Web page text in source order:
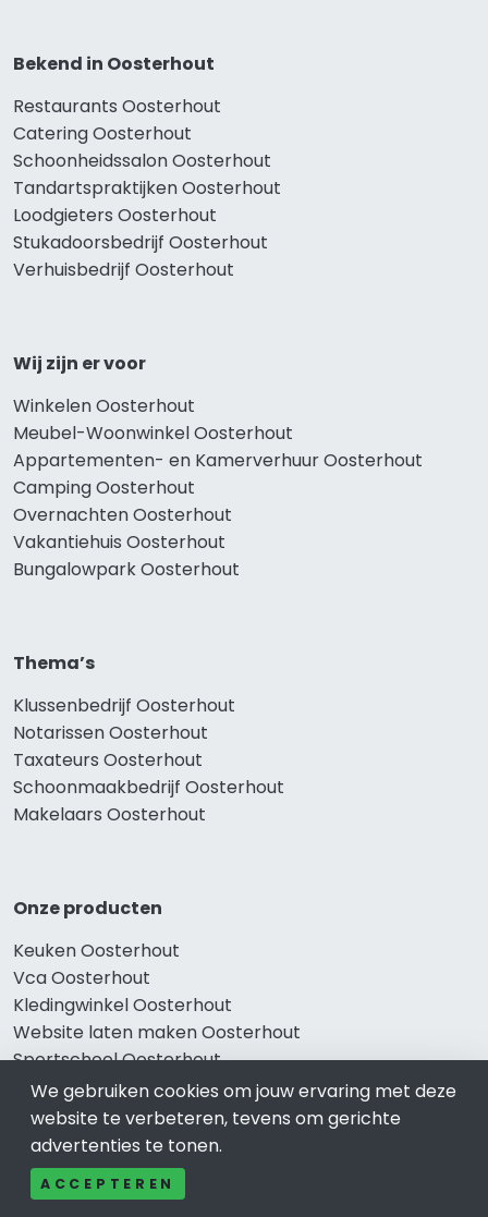
Bekend in Oosterhout
Restaurants Oosterhout
Catering Oosterhout
Schoonheidssalon Oosterhout
Tandartspraktijken Oosterhout
Loodgieters Oosterhout
Stukadoorsbedrijf Oosterhout
Verhuisbedrijf Oosterhout
Wij zijn er voor
Winkelen Oosterhout
Meubel-Woonwinkel Oosterhout
Appartementen- en Kamerverhuur Oosterhout
Camping Oosterhout
Overnachten Oosterhout
Vakantiehuis Oosterhout
Bungalowpark Oosterhout
Thema’s
Klussenbedrijf Oosterhout
Notarissen Oosterhout
Taxateurs Oosterhout
Schoonmaakbedrijf Oosterhout
Makelaars Oosterhout
Onze producten
Keuken Oosterhout
Vca Oosterhout
Kledingwinkel Oosterhout
Website laten maken Oosterhout
Sportschool Oosterhout
Gewaardeerd
Auto-bedrijven Oosterhout
We gebruiken cookies om jouw ervaring met deze
website te verbeteren, tevens om gerichte
advertenties te tonen.
ACCEPTEREN